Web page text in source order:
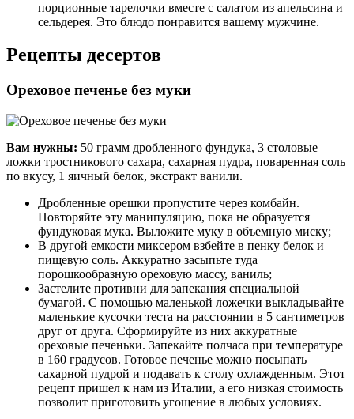
порционные тарелочки вместе с салатом из апельсина и
сельдерея. Это блюдо понравится вашему мужчине.
Рецепты десертов
Ореховое печенье без муки
Вам нужны: 50 грамм дробленного фундука, 3 столовые
ложки тростникового сахара, сахарная пудра, поваренная соль
по вкусу, 1 яичный белок, экстракт ванили.
Дробленные орешки пропустите через комбайн.
Повторяйте эту манипуляцию, пока не образуется
фундуковая мука. Выложите муку в объемную миску;
В другой емкости миксером взбейте в пенку белок и
пищевую соль. Аккуратно засыпьте туда
порошкообразную ореховую массу, ваниль;
Застелите противни для запекания специальной
бумагой. С помощью маленькой ложечки выкладывайте
маленькие кусочки теста на расстоянии в 5 сантиметров
друг от друга. Сформируйте из них аккуратные
ореховые печеньки. Запекайте полчаса при температуре
в 160 градусов. Готовое печенье можно посыпать
сахарной пудрой и подавать к столу охлажденным. Этот
рецепт пришел к нам из Италии, а его низкая стоимость
позволит приготовить угощение в любых условиях.